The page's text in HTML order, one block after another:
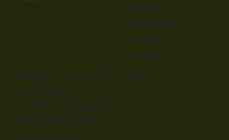
d’enseignes
Lettrage bandeau
Lettres néon
Signalétique
Éclairage par silhouettage néon, LED
Enseigne double face
Lettres individuelles découpées
Marquage véhicule publicitaire
Totem signalétique